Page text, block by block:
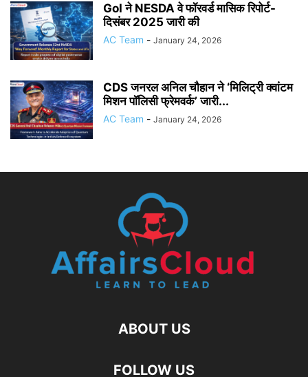
GoI ने NESDA वे फॉरवर्ड मासिक रिपोर्ट-
दिसंबर 2025 जारी की
AC Team - January 24, 2026
CDS जनरल अनिल चौहान ने ‘मिलिट्री क्वांटम
मिशन पॉलिसी फ्रेमवर्क’ जारी...
AC Team - January 24, 2026
ABOUT US
FOLLOW US